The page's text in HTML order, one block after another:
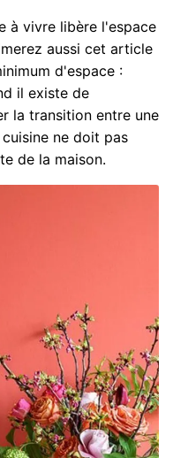
à vivre libère l'espace
aussi cet article
d'espace :
il existe de
la transition entre une
ne doit pas
de la maison.